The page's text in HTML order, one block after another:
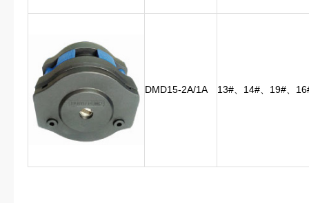
DMD15-2A/1A 13#、14#、19#、